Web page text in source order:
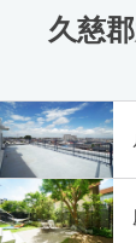
久慈